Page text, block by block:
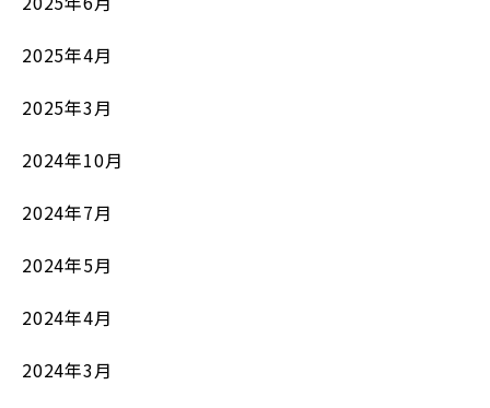
2025年4月
2025年3月
2024年10月
2024年7月
2024年5月
2024年4月
2024年3月